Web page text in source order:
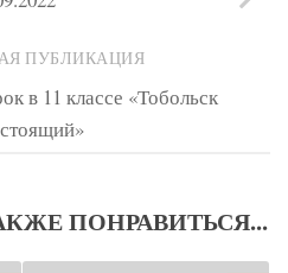
ПУБЛИКАЦИЯ
в 11 классе «Тобольск
ПОНРАВИТЬСЯ...